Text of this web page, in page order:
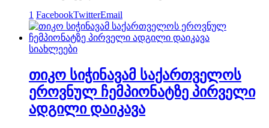
1 FacebookTwitterEmail
სიახლეები
თიკო სიჭინავამ საქართველოს
ეროვნულ ჩემპიონატზე პირველი
ადგილი დაიკავა